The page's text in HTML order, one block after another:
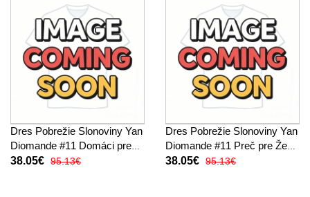
Dres Pobrežie Slonoviny Yan
Diomande #11 Domáci pre
Ženy MS 2026 Krátky Rukáv
38.05€ 95.13€
Dres Pobrežie Slonoviny Yan
Diomande #11 Preč pre Ženy
MS 2026 Krátky Rukáv
38.05€ 95.13€